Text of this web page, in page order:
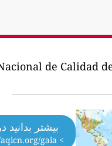
بیشتر بدانید در
> aqicn.org/gaia/ <